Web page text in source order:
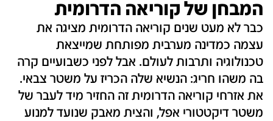
המבחן של קוריאה הדרומית
כבר לא מעט שנים קוריאה הדרומית מציגה את
עצמה כמדינה מערבית מפותחת שמייצאת
טכנולוגיה ותרבות לעולם. אבל לפני כשבועיים קרה
בה משהו חריג: הנשיא שלה הכריז על משטר צבאי.
את אזרחי קוריאה הדרומית זה החזיר מיד לעבר של
משטר דיקטטורי אפל, והצית מאבק שנועד למנוע